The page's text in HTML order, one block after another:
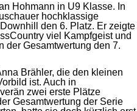
Hohmann in U9 Klasse. In
hochklassige
den 6. Platz. Er zeigte
viel Kampfgeist und
der Gesamtwertung den 7.
Brähler, die den kleinen
ist. Auch in
zwei erste Plätze
Gesamtwertung der Serie